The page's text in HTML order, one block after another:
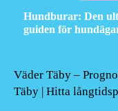
Hundburar: Den
guiden för
Väder Täby –
Täby | Hitta